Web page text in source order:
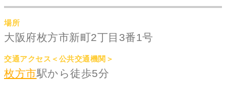
場所
大阪府枚方市新町2丁目3番1号
交通アクセス＜公共交通機関＞
枚方市駅から徒歩5分